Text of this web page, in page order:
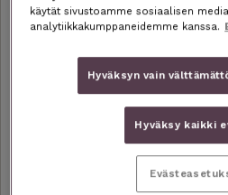
käytät sivustoamme sosiaalisen
analytiikkakumppaneidemme kanssa.
Hyväksyn vain
Hyväksy kaikki